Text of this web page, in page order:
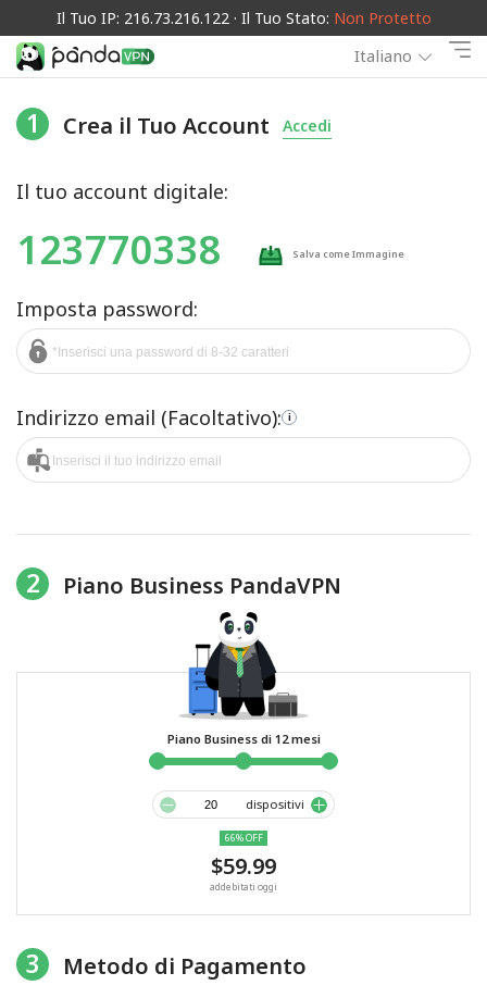
Il Tuo IP: 216.73.216.122 · Il Tuo Stato: Non Protetto
Italiano
1 Crea il Tuo Account Accedi
Il tuo account digitale:
123770338 Salva come Immagine
Imposta password:
Indirizzo email (Facoltativo): i
2 Piano Business PandaVPN
Piano Business di 12 mesi
dispositivi
66% OFF
$59.99
addebitati oggi
3 Metodo di Pagamento